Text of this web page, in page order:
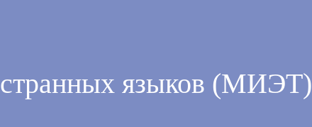
языков (МИЭТ)